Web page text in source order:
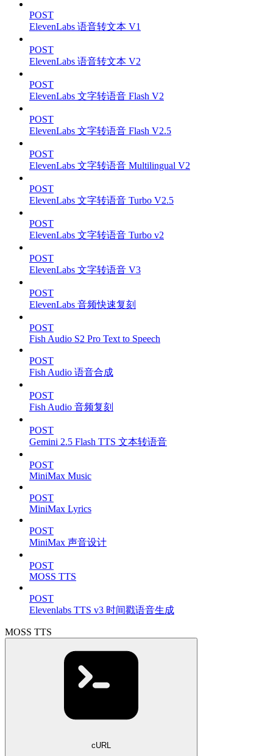
POST
ElevenLabs 语音转文本 V1
POST
ElevenLabs 语音转文本 V2
POST
ElevenLabs 文字转语音 Flash V2
POST
ElevenLabs 文字转语音 Flash V2.5
POST
ElevenLabs 文字转语音 Multilingual V2
POST
ElevenLabs 文字转语音 Turbo V2.5
POST
ElevenLabs 文字转语音 Turbo v2
POST
ElevenLabs 文字转语音 V3
POST
ElevenLabs 音频快速复刻
POST
Fish Audio S2 Pro Text to Speech
POST
Fish Audio 语音合成
POST
Fish Audio 音频复刻
POST
Gemini 2.5 Flash TTS 文本转语音
POST
MiniMax Music
POST
MiniMax Lyrics
POST
MiniMax 声音设计
POST
MOSS TTS
POST
Elevenlabs TTS v3 时间戳语音生成
MOSS TTS
cURL